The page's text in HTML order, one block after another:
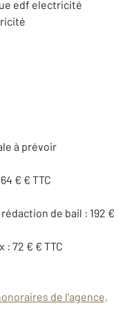
edf electricité
à prévoir
€ € TTC
de bail : 192 €
72 € € TTC
de l'agence,